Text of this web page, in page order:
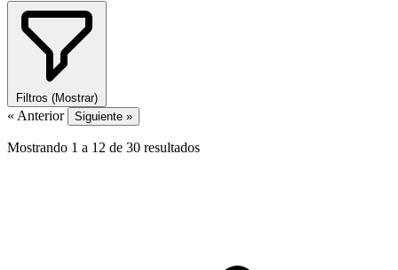
Filtros (Mostrar)
« Anterior Siguiente »
Mostrando 1 a 12 de 30 resultados